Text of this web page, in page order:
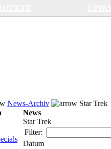
News-Archiv
Star Trek
News
Star Trek
Filter:
Datum